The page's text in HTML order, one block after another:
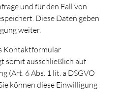
und für den Fall von
Diese Daten geben
weiter.
Kontaktformular
somit ausschließlich auf
(Art. 6 Abs. 1 lit. a DSGVO
können diese Einwilligung